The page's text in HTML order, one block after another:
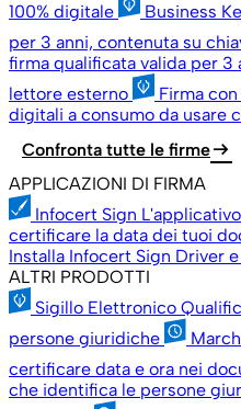
100% digitale
Business
per 3 anni, contenuta su
firma qualificata valida per 3
lettore esterno
Firma con
digitali a consumo da usare
Confronta tutte le firmearrow_right_alt
APPLICAZIONI DI FIRMA
Infocert Sign
certificare la data dei tuoi
Installa Infocert Sign Driver
ALTRI PRODOTTI
Sigillo Elettronico
persone giuridiche
certificare data e ora nei
che identifica le persone